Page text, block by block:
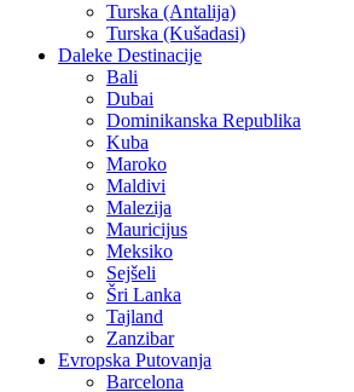
Turska (Antalija)
Turska (Kušadasi)
Daleke Destinacije
Bali
Dubai
Dominikanska Republika
Kuba
Maroko
Maldivi
Malezija
Mauricijus
Meksiko
Sejšeli
Šri Lanka
Tajland
Zanzibar
Evropska Putovanja
Barcelona